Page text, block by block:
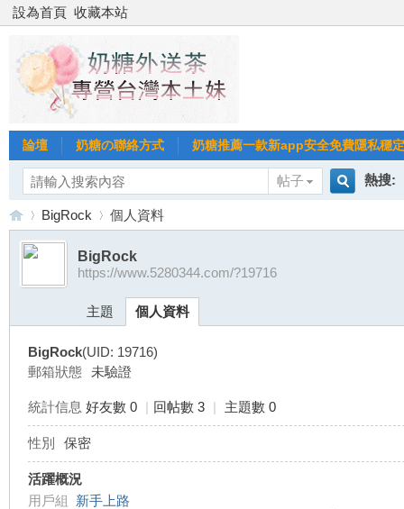
設為首頁 收藏本站
論壇 奶糖の聯絡方式 奶糖推薦一款新app安全免費隱私穩
帖子
熱搜:
台›
BigRock 個人資料
BigRock
https://www.5280344.com/?19716
主題 個人資料
BigRock(UID: 19716)
郵箱狀態 未驗證
統計信息 好友數 0 | 回帖數 3 | 主題數 0
性別 保密
活躍概況
用戶組 新手上路